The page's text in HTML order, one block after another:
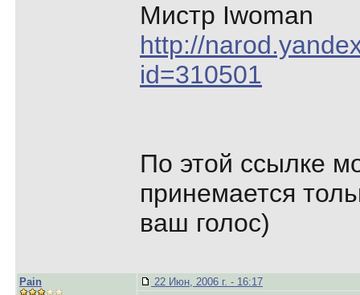
Мистр Iwoman
http://
id=310501
По этой ссылке
принемается
ваш голос)
Pain 22 Июн, 2006 г. - 16:17